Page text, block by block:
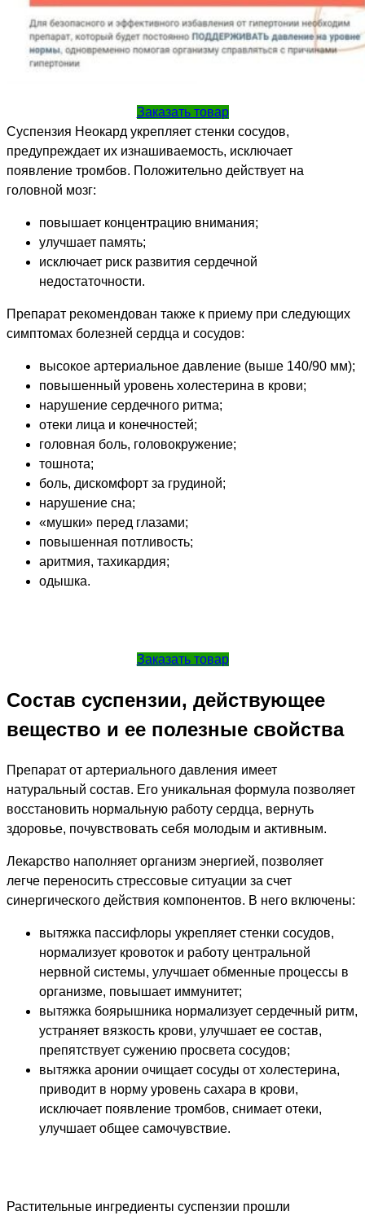
Заказать товар
Суспензия Неокард укрепляет стенки сосудов,
предупреждает их изнашиваемость, исключает
появление тромбов. Положительно действует на
головной мозг:
повышает концентрацию внимания;
улучшает память;
исключает риск развития сердечной
недостаточности.
Препарат рекомендован также к приему при следующих
симптомах болезней сердца и сосудов:
высокое артериальное давление (выше 140/90 мм);
повышенный уровень холестерина в крови;
нарушение сердечного ритма;
отеки лица и конечностей;
головная боль, головокружение;
тошнота;
боль, дискомфорт за грудиной;
нарушение сна;
«мушки» перед глазами;
повышенная потливость;
аритмия, тахикардия;
одышка.
Заказать товар
Состав суспензии, действующее
вещество и ее полезные свойства
Препарат от артериального давления имеет
натуральный состав. Его уникальная формула позволяет
восстановить нормальную работу сердца, вернуть
здоровье, почувствовать себя молодым и активным.
Лекарство наполняет организм энергией, позволяет
легче переносить стрессовые ситуации за счет
синергического действия компонентов. В него включены:
вытяжка пассифлоры укрепляет стенки сосудов,
нормализует кровоток и работу центральной
нервной системы, улучшает обменные процессы в
организме, повышает иммунитет;
вытяжка боярышника нормализует сердечный ритм,
устраняет вязкость крови, улучшает ее состав,
препятствует сужению просвета сосудов;
вытяжка аронии очищает сосуды от холестерина,
приводит в норму уровень сахара в крови,
исключает появление тромбов, снимает отеки,
улучшает общее самочувствие.
Растительные ингредиенты суспензии прошли